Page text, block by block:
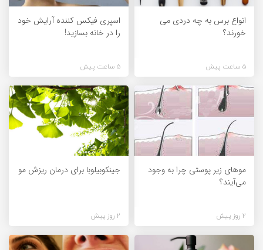
انواع برس به چه دردی می
خورند؟
5 ساعت پیش
اسپری فیکس کننده آرایش خود
را در خانه بسازید!
5 ساعت پیش
مو‌های زیر پوستی چرا به وجود
می‌آیند؟
2 روز پیش
جینکوبیلوبا برای درمان ریزش مو
2 روز پیش